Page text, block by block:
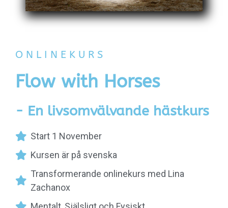
ONLINEKURS
Flow with Horses
- En livsomvälvande hästkurs
Start 1 November
Kursen är på svenska
Transformerande onlinekurs med Lina
Zachanox